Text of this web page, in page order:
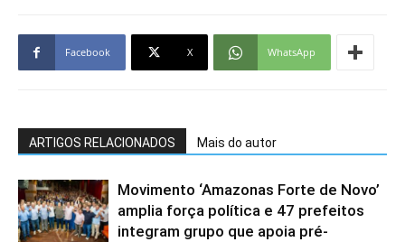
Facebook X WhatsApp
ARTIGOS RELACIONADOS Mais do autor
Movimento ‘Amazonas Forte de Novo’
amplia força política e 47 prefeitos
integram grupo que apoia pré-